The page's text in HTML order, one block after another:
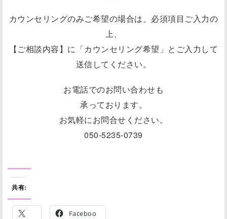
カウンセリングのみご希望の場合は、必須項目ご入力の
上、
【ご相談内容】に「カウンセリング希望」とご入力して
送信してください。
お電話でのお問い合わせも
承っております。
お気軽にお問合せください。
050-5235-0739
共有:
Faceboo